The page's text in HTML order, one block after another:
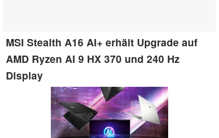
MSI Stealth A16 AI+ erhält Upgrade auf
AMD Ryzen AI 9 HX 370 und 240 Hz
Display